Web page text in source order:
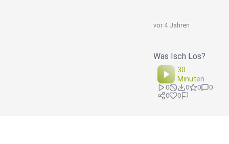
vor 4 Jahren
Was Isch Los?
30
Minuten
0 0 0
0
0
0